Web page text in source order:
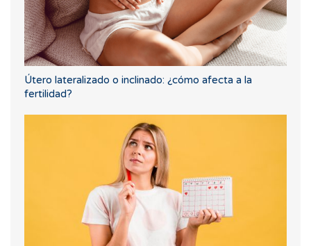
Útero lateralizado o inclinado: ¿cómo afecta a la
fertilidad?